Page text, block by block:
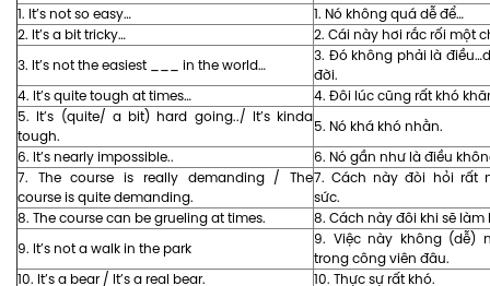
1. It’s not so easy…
1. Nó không quá dễ để…
2. It’s a bit tricky…
2. Cái này hơi rắc rối một
3. It’s not the easiest ___ in the world…
3. Đó không phải là
đời.
4. It’s quite tough at times…
4. Đôi lúc cũng rất khó
5. It’s (quite/ a bit) hard going../ It’s kinda
tough.
5. Nó khá khó nhằn.
6. It’s nearly impossible..
6. Nó gần như là điều
7. The course is really demanding / The
course is quite demanding.
7. Cách này đòi hỏi rất
sức.
8. The course can be grueling at times.
8. Cách này đôi khi sẽ làm
9. It’s not a walk in the park
9. Việc này không (dễ)
trong công viên đâu.
10. It’s a bear / It’s a real bear.
10. Thực sự rất khó.